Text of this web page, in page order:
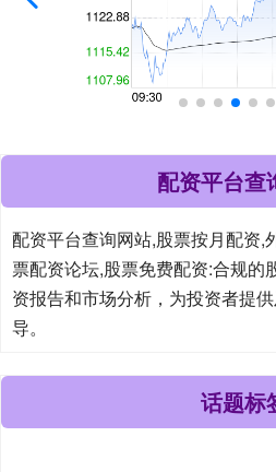
配资平台查
配资平台查询网站,股票按月配资,
票配资论坛,股票免费配资:合规的
资报告和市场分析，为投资者提
导。
话题标